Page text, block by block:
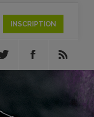
INSCRIPTION